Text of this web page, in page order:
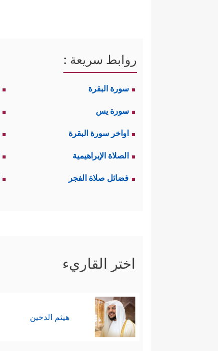
روابط سريعة :
سورة البقرة
سورة يس
اواخر سورة البقرة
الصلاة الإبراهيمية
فضائل صلاة الفجر
اختر القاريء
هيثم الدخين